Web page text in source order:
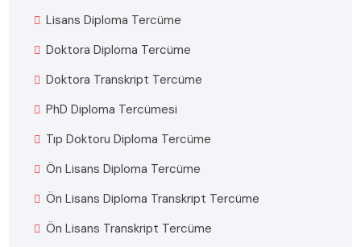
Lisans Diploma Tercüme
Doktora Diploma Tercüme
Doktora Transkript Tercüme
PhD Diploma Tercümesi
Tıp Doktoru Diploma Tercüme
Ön Lisans Diploma Tercüme
Ön Lisans Diploma Transkript Tercüme
Ön Lisans Transkript Tercüme